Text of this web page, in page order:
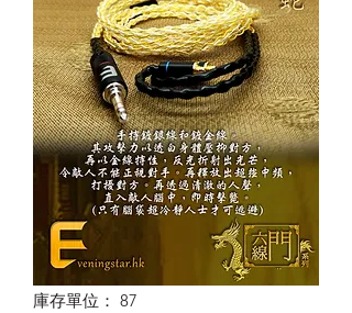
庫存單位： 87